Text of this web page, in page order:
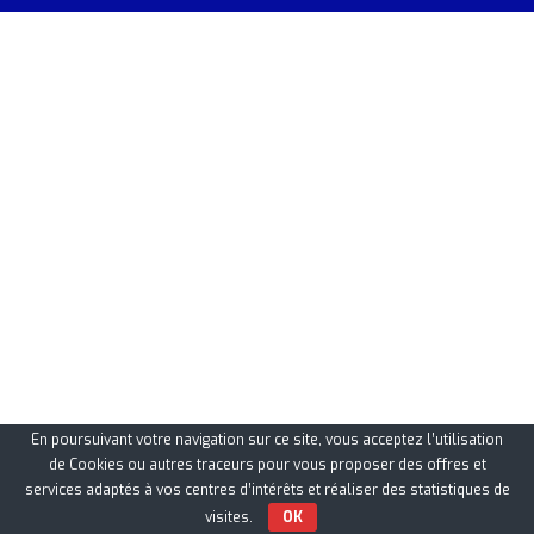
En poursuivant votre navigation sur ce site, vous acceptez l’utilisation
de Cookies ou autres traceurs pour vous proposer des offres et
services adaptés à vos centres d’intérêts et réaliser des statistiques de
visites.
OK